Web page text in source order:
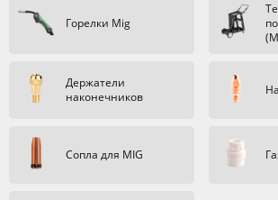
Горелки Mig
Держатели
наконечников
Сопла для MIG